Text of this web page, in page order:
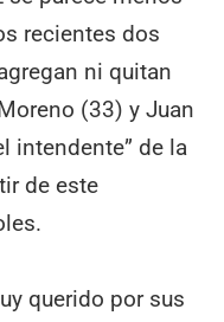
recientes dos
ni quitan
(33) y Juan
intendente” de la
de este
querido por sus